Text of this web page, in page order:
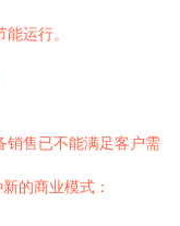
运行。
销售已不能满足客户需
的商业模式：